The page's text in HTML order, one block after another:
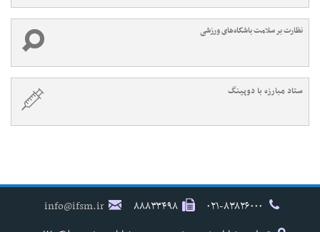
نظارت بر سلامت باشگاه‌های ورزشی
ستاد مبارزه با دوپینگ
۸۸۸۳۳۴۹۸
info@ifsm.ir